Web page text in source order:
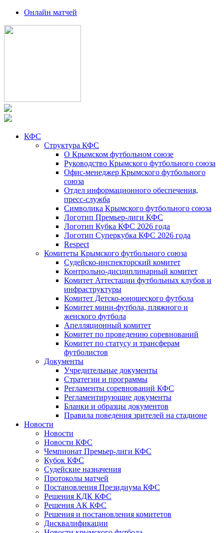
Онлайн матчей
КФС
Структура КФС
О Крымском футбольном союзе
Руководство Крымского футбольного союза
Офис-менеджер Крымского футбольного
союза
Отдел информационного обеспечения,
пресс-служба
Символика Крымского футбольного союза
Логотип Премьер-лиги КФС
Логотип Кубка КФС 2026 года
Логотип Суперкубка КФС 2026 года
Respect
Комитеты Крымского футбольного союза
Судейско-инспекторский комитет
Контрольно-дисциплинарный комитет
Комитет Аттестации футбольных клубов и
инфраструктуры
Комитет Детско-юношеского футбола
Комитет мини-футбола, пляжного и
женского футбола
Апелляционный комитет
Комитет по проведению соревнований
Комитет по статусу и трансферам
футболистов
Документы
Учредительные документы
Стратегии и программы
Регламенты соревнований КФС
Регламентирующие документы
Бланки и образцы документов
Правила поведения зрителей на стадионе
Новости
Новости
Новости КФС
Чемпионат Премьер-лиги КФС
Кубок КФС
Судейские назначения
Протоколы матчей
Постановления Президиума КФС
Решения КДК КФС
Решения АК КФС
Решения и постановления комитетов
Дисквалификации